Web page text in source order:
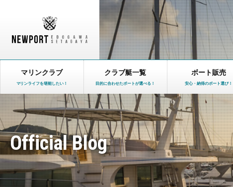
マリンクラブ
マリンライフを堪能したい！
クラブ艇一覧
目的に合わせたボートが選べる！
ボート販売
安心・納得のボート選び！
Official Blog